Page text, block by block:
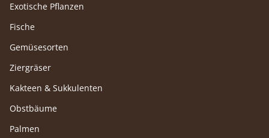
Exotische Pflanzen
Fische
Gemüsesorten
Ziergräser
Kakteen & Sukkulenten
Obstbäume
Palmen